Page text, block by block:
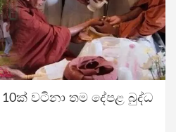
වටිනා තම දේපළ බුද්ධ